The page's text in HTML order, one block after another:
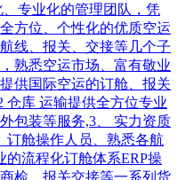
专业化的管理团队，凭
方位、个性化的优质空运
线、报关、交接等几个子
熟悉空运市场、富有敬业
供国际空运的订舱、报关
仓库 运输提供全方位专业
包装等服务,3、 实力资质
订舱操作人员、熟悉各航
的流程化订舱体系ERP操
检、报关交接等一系列货